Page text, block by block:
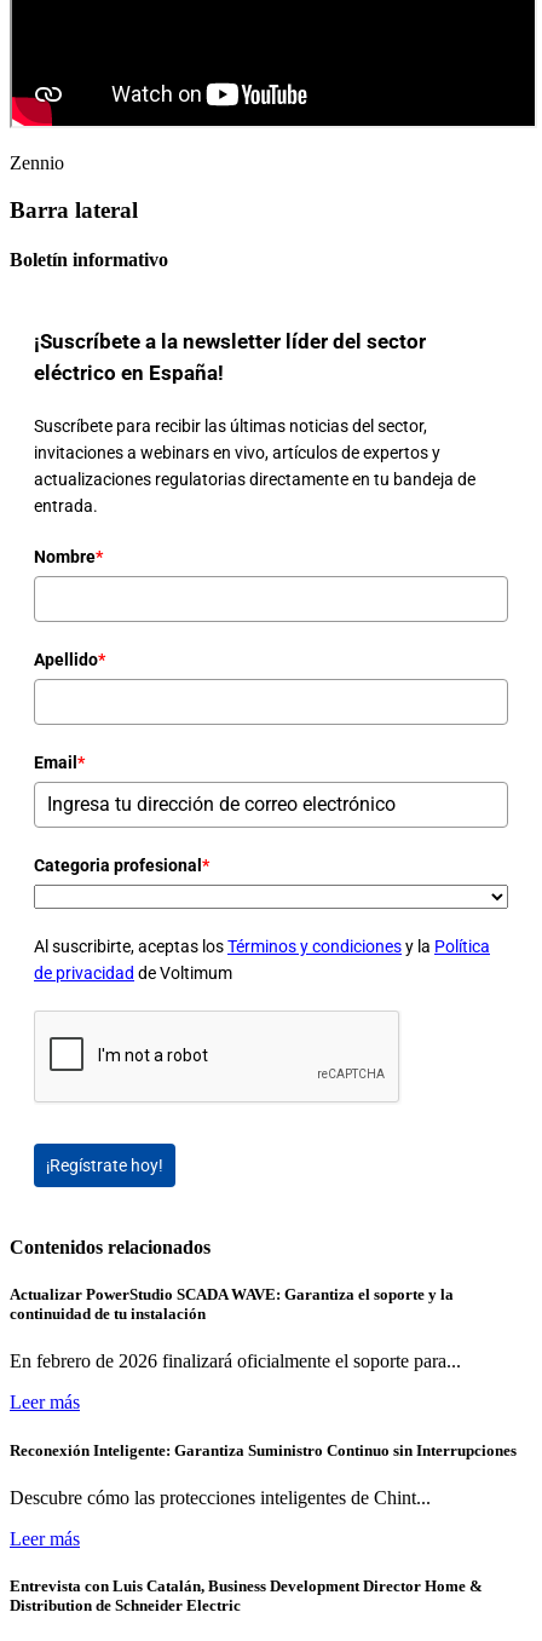
Zennio
Barra lateral
Boletín informativo
¡Suscríbete a la newsletter líder del sector
eléctrico en España!
Suscríbete para recibir las últimas noticias del sector,
invitaciones a webinars en vivo, artículos de expertos y
actualizaciones regulatorias directamente en tu bandeja de
entrada.
Nombre*
Apellido*
Email *
Categoria profesional *
Al suscribirte, aceptas losTérminos y condicionesy la Política
de privacidad de Voltimum
¡Regístrate hoy!
Contenidos relacionados
Actualizar PowerStudio SCADA WAVE: Garantiza el soporte y la
continuidad de tu instalación
En febrero de 2026 finalizará oficialmente el soporte para...
Leer más
Reconexión Inteligente: Garantiza Suministro Continuo sin Interrupciones
Descubre cómo las protecciones inteligentes de Chint...
Leer más
Entrevista con Luis Catalán, Business Development Director Home &
Distribution de Schneider Electric